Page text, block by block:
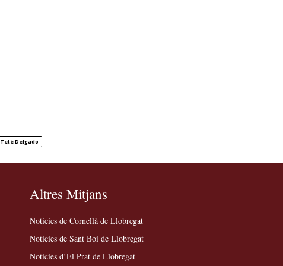
Teté Delgado
Altres Mitjans
Notícies de Cornellà de Llobregat
Notícies de Sant Boi de Llobregat
Notícies d’El Prat de Llobregat